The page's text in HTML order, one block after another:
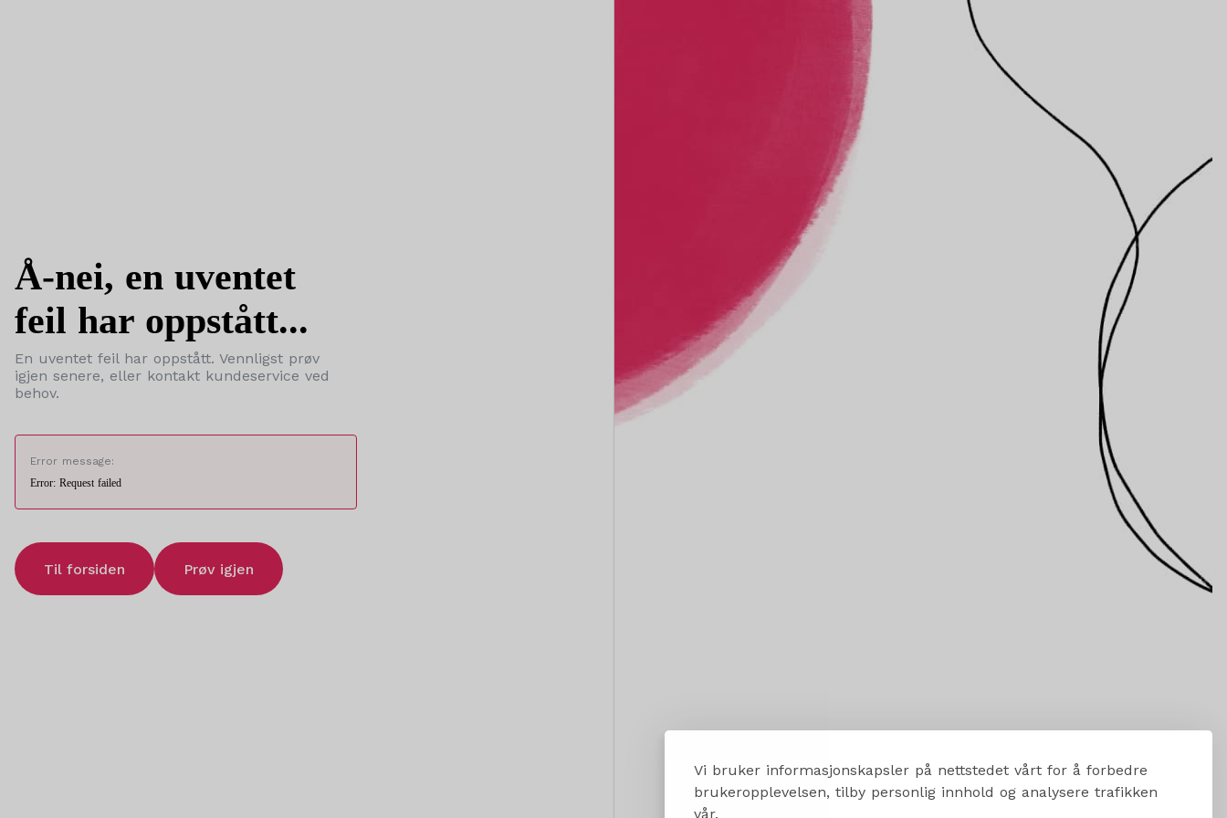
Vi bruker informasjonskapsler på nettstedet vårt for å forbedre
brukeropplevelsen, tilby personlig innhold og analysere trafikken
vår.
Å-nei, en uventet
feil har oppstått...
En uventet feil har oppstått. Vennligst prøv
igjen senere, eller kontakt kundeservice ved
behov.
Error message:
Error: Request failed
Til forsiden Prøv igjen